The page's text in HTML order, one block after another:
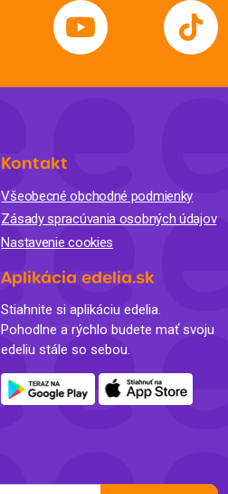
Kontakt
Všeobecné obchodné podmienky
Zásady spracúvania osobných údajov
Nastavenie cookies
Aplikácia edelia.sk
Stiahnite si aplikáciu edelia.
Pohodlne a rýchlo budete mať svoju
edeliu stále so sebou.